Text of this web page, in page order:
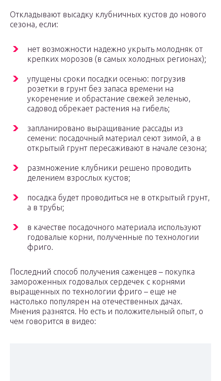
Откладывают высадку клубничных кустов до нового
сезона, если:
нет возможности надежно укрыть молодняк от
крепких морозов (в самых холодных регионах);
упущены сроки посадки осенью: погрузив
розетки в грунт без запаса времени на
укоренение и обрастание свежей зеленью,
садовод обрекает растения на гибель;
запланировано выращивание рассады из
семени: посадочный материал сеют зимой, а в
открытый грунт пересаживают в начале сезона;
размножение клубники решено проводить
делением взрослых кустов;
посадка будет проводиться не в открытый грунт,
а в трубы;
в качестве посадочного материала используют
годовалые корни, полученные по технологии
фриго.
Последний способ получения саженцев – покупка
замороженных годовалых сердечек с корнями
выращенных по технологии фриго – еще не
настолько популярен на отечественных дачах.
Мнения разнятся. Но есть и положительный опыт, о
чем говорится в видео: